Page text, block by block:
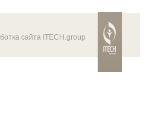
сайта ITECH.group